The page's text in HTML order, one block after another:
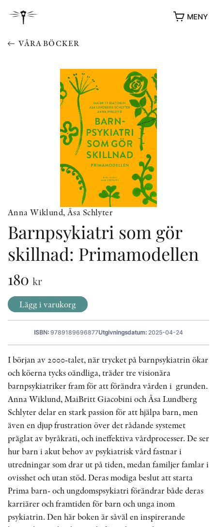
MENY
YUKIKO OCH PATRIK MÖTER
STOLPE STORIES
KONTAKT
VÅRA BÖCKER
Anna Wiklund, Åsa Schlyter
Barnpsykiatri som gör
skillnad: Primamodellen
180 kr
Lägg i varukorg
ISBN: 9789189696877Utgivningsdatum: 2025-04-24
I början av 2000-talet, när trycket på barnpsykiatrin ökar
och köerna tycks oändliga, träder tre visionära
barnpsykiatriker fram för att förändra vården i ­ grunden.
Anna Wiklund, MaiBritt Giacobini och Åsa Lundberg
Schlyter delar en stark passion för att hjälpa barn, men
även en djup frustration över det rådande systemet
präglat av byråkrati, och ineffektiva vårdprocesser. De ser
hur barn i akut behov av psykiatrisk vård fastnar i
utredningar som drar ut på tiden, medan familjer famlar i
ovisshet och utan stöd. Deras modiga beslut att starta
Prima barn- och ungdomspsykiatri förändrar både deras
karriärer och framtiden för barn och unga inom
psykiatrin. Den här boken är såväl en inspirerande